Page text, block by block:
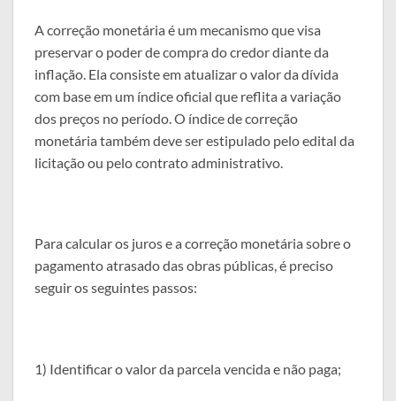
A correção monetária é um mecanismo que visa
preservar o poder de compra do credor diante da
inflação. Ela consiste em atualizar o valor da dívida
com base em um índice oficial que reflita a variação
dos preços no período. O índice de correção
monetária também deve ser estipulado pelo edital da
licitação ou pelo contrato administrativo.
Para calcular os juros e a correção monetária sobre o
pagamento atrasado das obras públicas, é preciso
seguir os seguintes passos:
1) Identificar o valor da parcela vencida e não paga;